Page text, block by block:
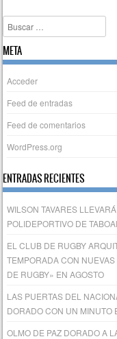
Buscar
META
Acceder
Feed de entradas
Feed de comentarios
WordPress.org
ENTRADAS RECIENTES
WILSON TAVARES
POLIDEPORTIVO DE
EL CLUB DE RUGBY
TEMPORADA CON
DE RUGBY» EN AGOSTO
LAS PUERTAS DEL
DORADO CON UN MINUTO
OLMO DE PAZ DORADO A